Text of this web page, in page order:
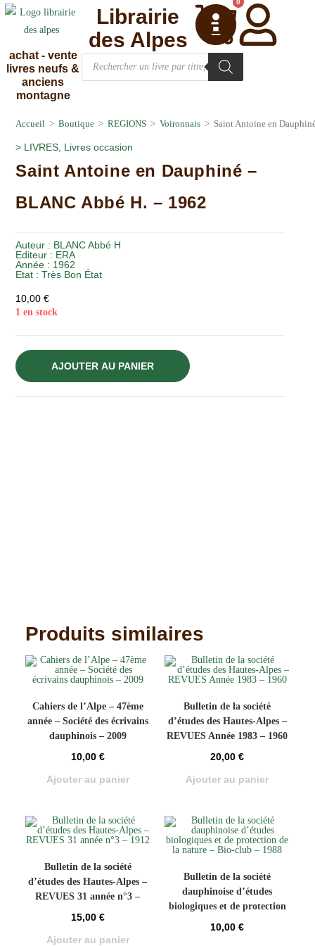
achat - vente
livres neufs &
anciens
montagne
0
Librairie
des Alpes
Accueil > Boutique > REGIONS > Voironnais > Saint Antoine en
> LIVRES, Livres occasion
Saint Antoine en Dauphiné –
BLANC Abbé H. – 1962
Auteur : BLANC Abbé H
Editeur : ERA
Année : 1962
Etat :Très Bon État
10,00€
1 en stock
AJOUTER AU PANIER
Produits similaires
Cahiers de l’Alpe – 47ème
année – Société des écrivains
dauphinois – 2009
10,00 €
Ajouter au panier
Bulletin de la société
d’études des Hautes-Alpes –
REVUES Année 1983 – 1960
20,00€
Ajouter au panier
Bulletin de la société
d’études des Hautes-Alpes –
REVUES 31 année n°3 –
15,00 €
Ajouter au panier
Bulletin de la société
dauphinoise d’études
biologiques et de protection
10,00€